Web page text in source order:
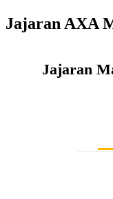
Jajaran AXA
Jajaran